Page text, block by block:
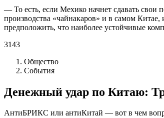
— То есть, если Мехико начнет сдавать свои
производства «чайнакаров» и в самом
предположить, что наиболее устойчивые
3143
Общество
События
Денежный удар по Китаю:
АнтиБРИКС или антиКитай — вот в чем